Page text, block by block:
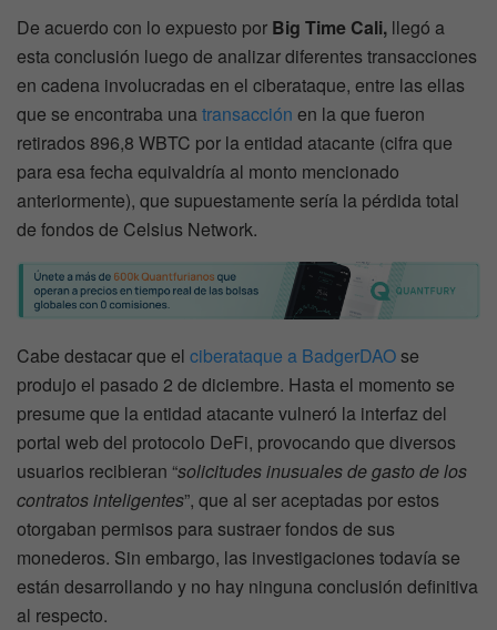
De acuerdo con lo expuesto por Big Time Cali, llegó a
esta conclusión luego de analizar diferentes transacciones
en cadena involucradas en el ciberataque, entre las ellas
que se encontraba unatransacción en la que fueron
retirados 896,8 WBTC por la entidad atacante (cifra que
para esa fecha equivaldría al monto mencionado
anteriormente), que supuestamente sería la pérdida total
de fondos de Celsius Network.
Cabe destacar que el ciberataque a BadgerDAOse
produjo el pasado 2 de diciembre. Hasta el momento se
presume que la entidad atacante vulneró la interfaz del
portal web del protocolo DeFi, provocando que diversos
usuarios recibieran “solicitudes inusuales de gasto de los
contratos inteligentes”, que al ser aceptadas por estos
otorgaban permisos para sustraer fondos de sus
monederos. Sin embargo, las investigaciones todavía se
están desarrollando y no hay ninguna conclusión definitiva
al respecto.